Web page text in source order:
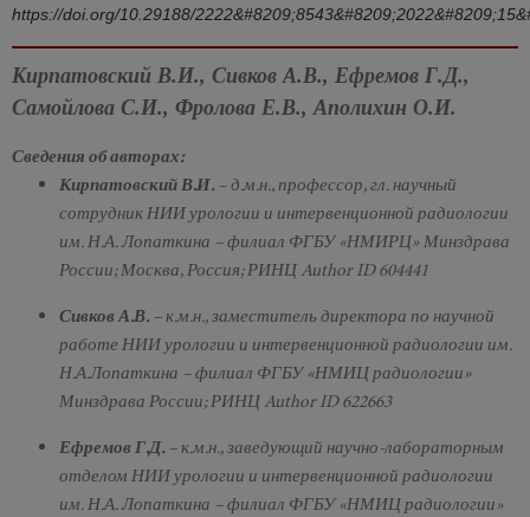
https://doi.org/10.29188/
Кирпатовский В.И., Сивков А.В., Ефремов Г.Д.,
Самойлова С.И., Фролова Е.В., Аполихин О.И.
Сведения об авторах:
Кирпатовский В.И. – д.м.н., профессор, гл. научный
сотрудник НИИ урологии и интервенционной радиологии
им. Н.А. Лопаткина – филиал ФГБУ «НМИРЦ» Минздрава
России; Москва, Россия; РИНЦ Author ID 604441
Сивков А.В. – к.м.н., заместитель директора по научной
работе НИИ урологии и интервенционной радиологии им.
Н.А.Лопаткина – филиал ФГБУ «НМИЦ радиологии»
Минздрава России; РИНЦ Author ID 622663
Ефремов Г.Д. – к.м.н., заведующий научно-лабораторным
отделом НИИ урологии и интервенционной радиологии
им. Н.А. Лопаткина – филиал ФГБУ «НМИЦ радиологии»